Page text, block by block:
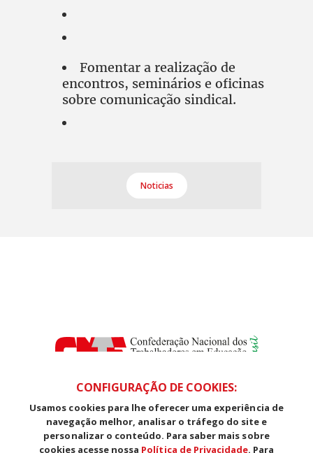
Fomentar a realização de
encontros, seminários e oficinas
sobre comunicação sindical.
Noticias
SDS, Edifício Venâncio III, Salas 101/106
CEP: 70393-902 - Brasília - DF
Telefone (61) 3225-1003 - E-mail cnte@cnte.org.br
CONFIGURAÇÃO DE COOKIES:
Usamos cookies para lhe oferecer uma experiência de
navegação melhor, analisar o tráfego do site e
personalizar o conteúdo. Para saber mais sobre
cookies acesse nossa Política de Privacidade. Para